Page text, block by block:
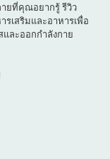
ายที่คุณอยากรู้ รีวิว
เสริมและอาหารเพื่อ
ละออกกำลังกาย